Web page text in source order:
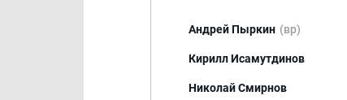
Андрей Пыркин (вр)
Кирилл Исамутдинов
Николай Смирнов